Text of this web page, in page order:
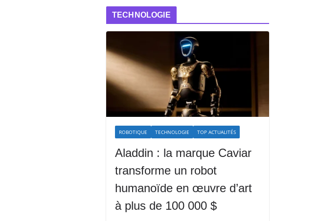
TECHNOLOGIE
ROBOTIQUE TECHNOLOGIE TOP ACTUALITÉS
Aladdin : la marque Caviar
transforme un robot
humanoïde en œuvre d’art
à plus de 100 000 $